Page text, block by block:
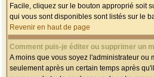
Facile, cliquez sur le bouton approprié soit
qui vous sont disponibles sont listés sur le
Revenir en haut de page
Comment puis-je éditer ou supprimer un
A moins que vous soyez l'administrateur
seulement après un certain temps après